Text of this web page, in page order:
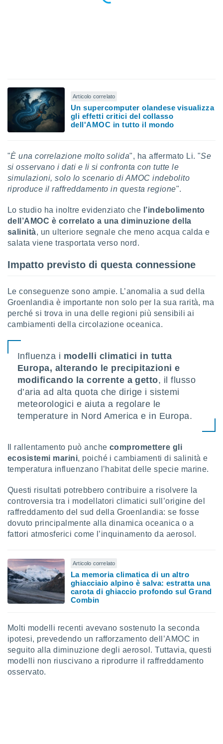
dati
al quale
tuo
dei
facendo
" o
il
dei
su
creare
profili
per
degli
dei
o la
di
Articolo correlato
Un supercomputer olandese visualizza
gli effetti critici del collasso
dell'AMOC in tutto il mondo
"È una correlazione molto solida", ha affermato Li. "Se
si osservano i dati e li si confronta con tutte le
simulazioni, solo lo scenario di AMOC indebolito
riproduce il raffreddamento in questa regione".
Lo studio ha inoltre evidenziato che l’indebolimento
dell’AMOC è correlato a una diminuzione della
salinità, un ulteriore segnale che meno acqua calda e
salata viene trasportata verso nord.
Impatto previsto di questa connessione
Le conseguenze sono ampie. L’anomalia a sud della
Groenlandia è importante non solo per la sua rarità, ma
perché si trova in una delle regioni più sensibili ai
cambiamenti della circolazione oceanica.
Influenza i modelli climatici in tutta
Europa, alterando le precipitazioni e
modificando la corrente a getto, il flusso
d’aria ad alta quota che dirige i sistemi
meteorologici e aiuta a regolare le
temperature in Nord America e in Europa.
Il rallentamento può anche compromettere gli
ecosistemi marini, poiché i cambiamenti di salinità e
temperatura influenzano l’habitat delle specie marine.
Questi risultati potrebbero contribuire a risolvere la
controversia tra i modellatori climatici sull’origine del
raffreddamento del sud della Groenlandia: se fosse
dovuto principalmente alla dinamica oceanica o a
fattori atmosferici come l’inquinamento da aerosol.
Articolo correlato
La memoria climatica di un altro
ghiacciaio alpino è salva: estratta una
carota di ghiaccio profondo sul Grand
Combin
Molti modelli recenti avevano sostenuto la seconda
ipotesi, prevedendo un rafforzamento dell’AMOC in
seguito alla diminuzione degli aerosol. Tuttavia, questi
modelli non riuscivano a riprodurre il raffreddamento
osservato.